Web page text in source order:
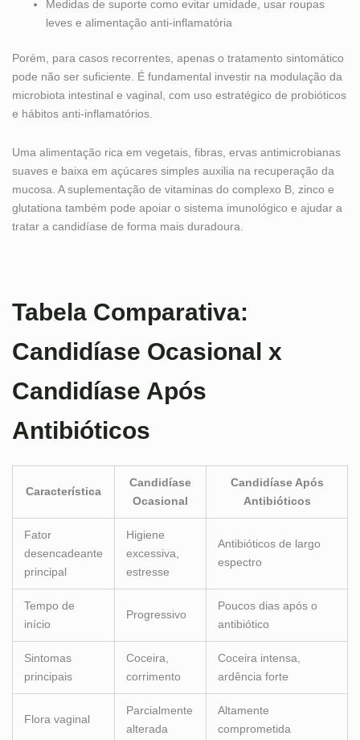
Medidas de suporte como evitar umidade, usar roupas
leves e alimentação anti-inflamatória
Porém, para casos recorrentes, apenas o tratamento sintomático
pode não ser suficiente. É fundamental investir na modulação da
microbiota intestinal e vaginal, com uso estratégico de probióticos
e hábitos anti-inflamatórios.
Uma alimentação rica em vegetais, fibras, ervas antimicrobianas
suaves e baixa em açúcares simples auxilia na recuperação da
mucosa. A suplementação de vitaminas do complexo B, zinco e
glutationa também pode apoiar o sistema imunológico e ajudar a
tratar a candidíase de forma mais duradoura.
Tabela Comparativa:
Candidíase Ocasional x
Candidíase Após
Antibióticos
Característica
Candidíase
Ocasional
Candidíase Após
Antibióticos
Fator
desencadeante
principal
Higiene
excessiva,
estresse
Antibióticos de largo
espectro
Tempo de
início
Progressivo
Poucos dias após o
antibiótico
Sintomas
principais
Coceira,
corrimento
Coceira intensa,
ardência forte
Flora vaginal
Parcialmente
alterada
Altamente
comprometida